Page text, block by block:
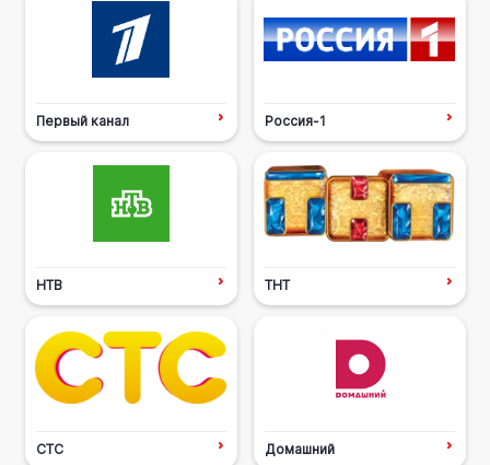
Первый канал Россия-1
НТВ ТНТ
СТС Домашний